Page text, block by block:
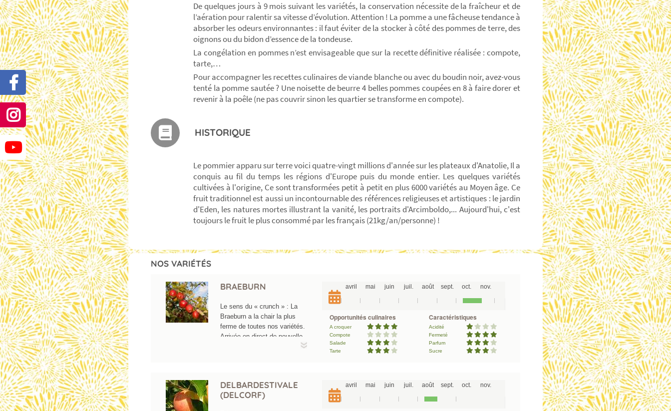
De quelques jours à 9 mois suivant les variétés, la conservation nécessite de la fraîcheur et de
l’aération pour ralentir sa vitesse d’évolution. Attention ! La pomme a une fâcheuse tendance à
absorber les odeurs environnantes : il faut éviter de la stocker à côté des pommes de terre, des
oignons ou du bidon d’essence de la tondeuse.
La congélation en pommes n’est envisageable que sur la recette définitive réalisée : compote,
tarte,…
Pour accompagner les recettes culinaires de viande blanche ou avec du boudin noir, avez-vous
tenté la pomme sautée ? Une noisette de beurre 4 belles pommes coupées en 8 à faire dorer et
revenir à la poêle (ne pas couvrir sinon les quartier se transforme en compote).
HISTORIQUE
Le pommier apparu sur terre voici quatre-vingt millions d'année sur les plateaux d'Anatolie, Il a
conquis au fil du temps les régions d'Europe puis du monde entier. Les quelques variétés
cultivées à l'origine, Ce sont transformées petit à petit en plus 6000 variétés au Moyen âge. Ce
fruit traditionnel est aussi un incontournable des références religieuses et artistiques : le jardin
d'Eden, les natures mortes illustrant la vanité, les portraits d'Arcimboldo,... Aujourd'hui, c'est
toujours le fruit le plus consommé par les français (21kg/an/personne) !
NOS VARIÉTÉS
BRAEBURN
Le sens du « crunch » : La
Braeburn a la chair la plus
ferme de toutes nos variétés.
Arrivée en direct de nouvelle
Pays Bas par les
arboriculteurs des antipodes.
avril mai juin juil. août sept. oct. nov.
Opportunités culinaires
A croquer
Compote
Salade
Tarte
Caractéristiques
Acidité
Fermeté
Parfum
Sucre
DELBARDESTIVALE
(DELCORF)
avril mai juin juil. août sept. oct. nov.